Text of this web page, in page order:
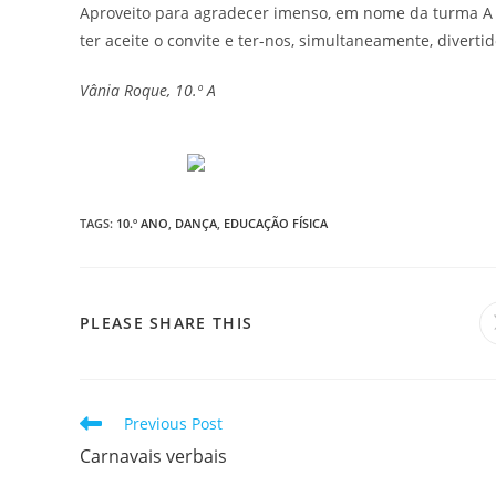
Aproveito para agradecer imenso, em nome da turma
ter aceite o convite e ter-nos, simultaneamente,
Vânia Roque, 10.º A
TAGS: 10.º ANO, DANÇA, EDUCAÇÃO FÍSICA
PLEASE SHARE THIS
Read
articles
Previous Post
Carnavais verbais